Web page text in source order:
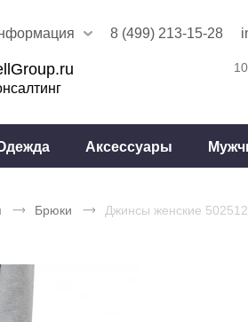
8 (499) 213-15-28
Аксессуары
Брюки Джинсы женские